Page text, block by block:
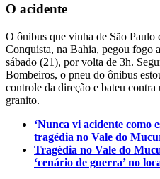
O acidente
O ônibus que vinha de São Paulo
Conquista, na Bahia, pegou fogo
sábado (21), por volta de 3h.
Bombeiros, o pneu do ônibus
controle da direção e bateu contra
granito.
‘Nunca vi acidente como
tragédia no Vale do
Tragédia no Vale do
‘cenário de guerra’ no